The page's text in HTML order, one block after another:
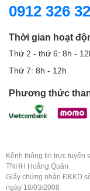
0912 326
Thời gian hoạt
Thứ 2 - thứ 6: 8h -
Thứ 7: 8h - 12h
Phương thức
Kênh thông tin trực tuyến
TNHH Hoằng Quân
Giấy chứng nhận ĐKKD
ngày 18/03/2008